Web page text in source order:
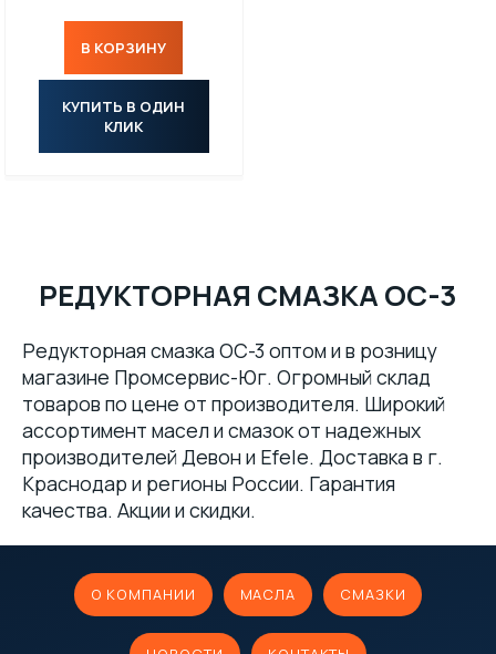
В КОРЗИНУ
КУПИТЬ В ОДИН
КЛИК
РЕДУКТОРНАЯ СМАЗКА ОС-3
Редукторная смазка ОС-3 оптом и в розницу
магазине Промсервис-Юг. Огромный склад
товаров по цене от производителя. Широкий
ассортимент масел и смазок от надежных
производителей Девон и Efele. Доставка в г.
Краснодар и регионы России. Гарантия
качества. Акции и скидки.
О КОМПАНИИ МАСЛА СМАЗКИ